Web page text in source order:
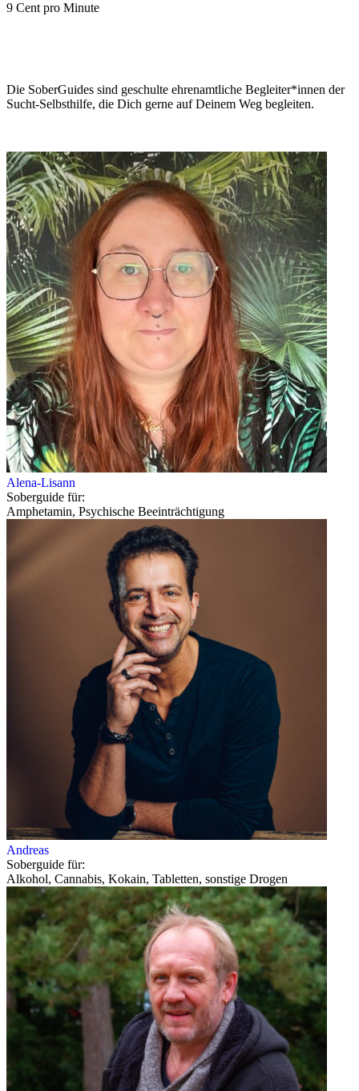
9 Cent pro Minute
Die SoberGuides sind geschulte ehrenamtliche Begleiter*innen der
Sucht-Selbsthilfe, die Dich gerne auf Deinem Weg begleiten.
Alena-Lisann
Soberguide für:
Amphetamin, Psychische Beeinträchtigung
Andreas
Soberguide für:
Alkohol, Cannabis, Kokain, Tabletten, sonstige Drogen